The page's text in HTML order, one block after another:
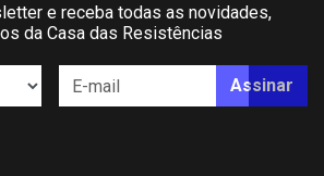
e receba todas as novidades,
da Casa das Resistências
Assinar